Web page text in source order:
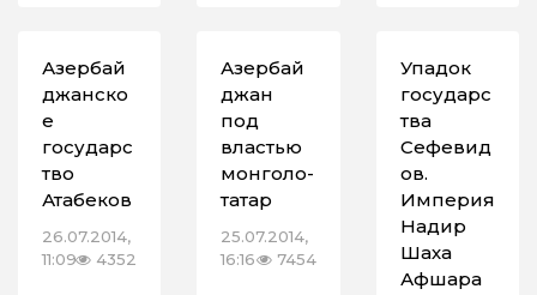
Азербай
джанско
е
государс
тво
Атабеков
26.07.2014,
11:09
4352
Азербай
джан
под
властью
монголо-
татар
25.07.2014,
16:16
7454
Упадок
государс
тва
Сефевид
ов.
Империя
Надир
Шаха
Афшара